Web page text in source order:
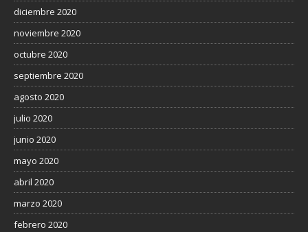
diciembre 2020
noviembre 2020
octubre 2020
septiembre 2020
agosto 2020
julio 2020
junio 2020
mayo 2020
abril 2020
marzo 2020
febrero 2020